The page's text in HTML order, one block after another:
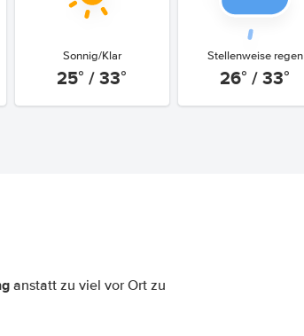
Sonnig/Klar
25° / 33°
Stellenweise regen
26° / 33°
anstatt zu viel vor Ort zu